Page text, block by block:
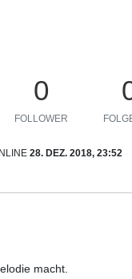
0
FOLLOWER
28. DEZ. 2018, 23:52
macht.